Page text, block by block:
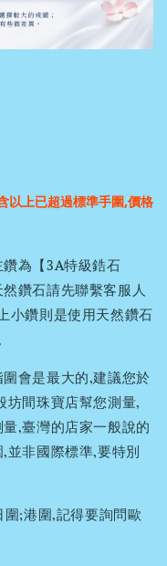
以上已超過標準手圍,價格
為【3A特級鋯石
鑽石請先聯繫客服人
小鑽則是使用天然鑽石
會是最大的,建議您於
坊間珠寶店幫您測量,
,臺灣的店家一般說的
並非國際標準,要特別
;港圍,記得要詢問歐